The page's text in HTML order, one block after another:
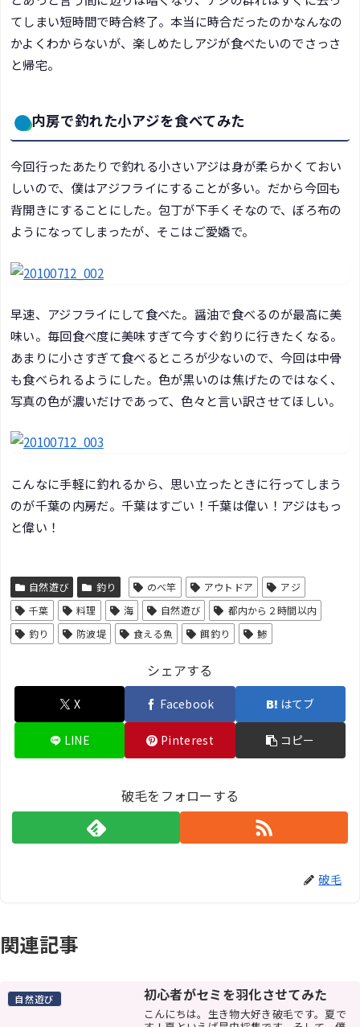
てしまい短時間で時合終了。本当に時合だったのかなんなの
かよくわからないが、楽しめたしアジが食べたいのでさっさ
と帰宅。
内房で釣れた小アジを食べてみた
今回行ったあたりで釣れる小さいアジは身が柔らかくておい
しいので、僕はアジフライにすることが多い。だから今回も
背開きにすることにした。包丁が下手くそなので、ぼろ布の
ようになってしまったが、そこはご愛嬌で。
早速、アジフライにして食べた。醤油で食べるのが最高に美
味い。毎回食べ度に美味すぎて今すぐ釣りに行きたくなる。
あまりに小さすぎて食べるところが少ないので、今回は中骨
も食べられるようにした。色が黒いのは焦げたのではなく、
写真の色が濃いだけであって、色々と言い訳させてほしい。
こんなに手軽に釣れるから、思い立ったときに行ってしまう
のが千葉の内房だ。千葉はすごい！千葉は偉い！アジはもっ
と偉い！
自然遊び 釣り のべ竿 アウトドア
アジ
千葉
料理 海 自然遊び
都内から２時間以内
釣り
防波堤 食える魚 餌釣り 鯵
シェアする
X Facebook はてブ
LINE Pinterest コピー
破毛をフォローする
破毛
関連記事
自然遊び 初心者がセミを羽化させてみた
こんにちは。生き物大好き破毛です。夏で